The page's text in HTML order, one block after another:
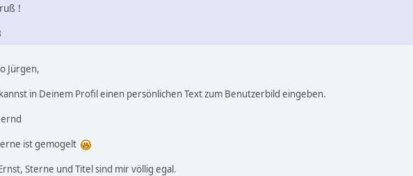
!
Jürgen,
in Deinem Profil einen persönlichen Text zum Benutzerbild eingeben.
ist gemogelt
Sterne und Titel sind mir völlig egal.